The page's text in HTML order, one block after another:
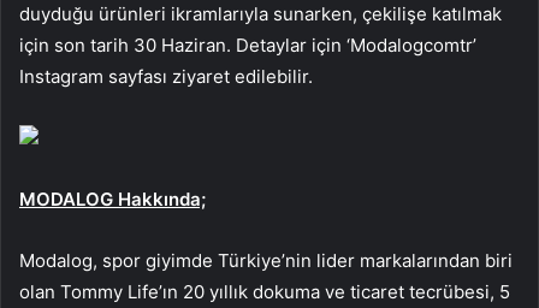
duyduğu ürünleri ikramlarıyla sunarken, çekilişe katılmak
için son tarih 30 Haziran. Detaylar için ‘Modalogcomtr’
Instagram sayfası ziyaret edilebilir.
MODALOG Hakkında;
Modalog, spor giyimde Türkiye’nin lider markalarından biri
olan Tommy Life’ın 20 yıllık dokuma ve ticaret tecrübesi, 5